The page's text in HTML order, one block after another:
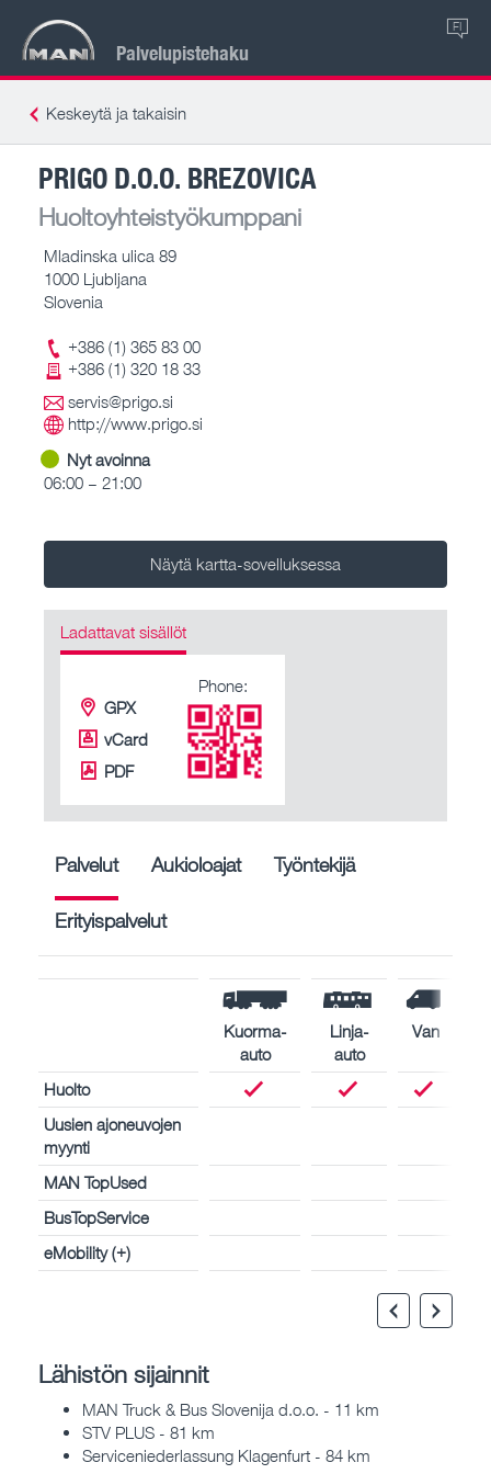
Palvelupistehaku
FI
Keskeytä ja takaisin
PRIGO D.O.O. BREZOVICA
Huoltoyhteistyökumppani
Mladinska ulica 89
1000 Ljubljana
Slovenia
+386 (1) 365 83 00
+386 (1) 320 18 33
servis@prigo.si
http://www.prigo.si
Nyt avoinna
06:00 – 21:00
Näytä kartta-sovelluksessa
Ladattavat sisällöt
GPX
vCard
PDF
Phone:
Palvelut Aukioloajat Työntekijä
Erityispalvelut
Kuorma-
auto
Linja-
auto
Van
Huolto
Uusien ajoneuvojen
myynti
MAN TopUsed
BusTopService
eMobility (+)
Lähistön sijainnit
MAN Truck & Bus Slovenija d.o.o. - 11 km
STV PLUS - 81 km
Serviceniederlassung Klagenfurt - 84 km